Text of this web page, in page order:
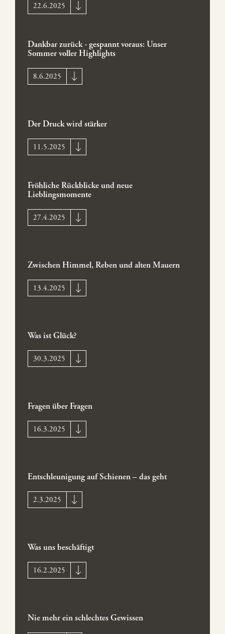
22.6.2025
Dankbar zurück - gespannt voraus: Unser
Sommer voller Highlights
8.6.2025
Der Druck wird stärker
11.5.2025
Fröhliche Rückblicke und neue
Lieblingsmomente
27.4.2025
Zwischen Himmel, Reben und alten Mauern
13.4.2025
Was ist Glück?
30.3.2025
Fragen über Fragen
16.3.2025
Entschleunigung auf Schienen – das geht
2.3.2025
Was uns beschäftigt
16.2.2025
Nie mehr ein schlechtes Gewissen